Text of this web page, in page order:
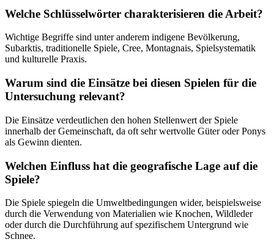
Welche Schlüsselwörter charakterisieren die Arbeit?
Wichtige Begriffe sind unter anderem indigene Bevölkerung,
Subarktis, traditionelle Spiele, Cree, Montagnais, Spielsystematik
und kulturelle Praxis.
Warum sind die Einsätze bei diesen Spielen für die
Untersuchung relevant?
Die Einsätze verdeutlichen den hohen Stellenwert der Spiele
innerhalb der Gemeinschaft, da oft sehr wertvolle Güter oder Ponys
als Gewinn dienten.
Welchen Einfluss hat die geografische Lage auf die
Spiele?
Die Spiele spiegeln die Umweltbedingungen wider, beispielsweise
durch die Verwendung von Materialien wie Knochen, Wildleder
oder durch die Durchführung auf spezifischem Untergrund wie
Schnee.